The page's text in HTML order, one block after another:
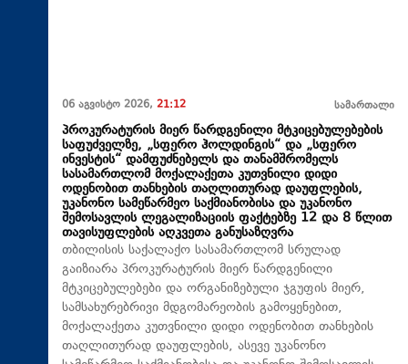
06 აგვისტო 2026, 21:12 სამართალი
პროკურატურის მიერ წარდგენილი მტკიცებულებების
საფუძველზე, „სფერო ჰოლდინგის“ და „სფერო
ინვესტის“ დამფუძნებელს და თანამშრომელს
სასამართლომ მოქალაქეთა კუთვნილი დიდი
ოდენობით თანხების თაღლითურად დაუფლების,
უკანონო სამეწარმეო საქმიანობისა და უკანონო
შემოსავლის ლეგალიზაციის ფაქტებზე 12 და 8 წლით
თავისუფლების აღკვეთა განუსაზღვრა
თბილისის საქალაქო სასამართლომ სრულად
გაიზიარა პროკურატურის მიერ წარდგენილი
მტკიცებულებები და ორგანიზებული ჯგუფის მიერ,
სამსახურებრივი მდგომარეობის გამოყენებით,
მოქალაქეთა კუთვნილი დიდი ოდენობით თანხების
თაღლითურად დაუფლების, ასევე უკანონო